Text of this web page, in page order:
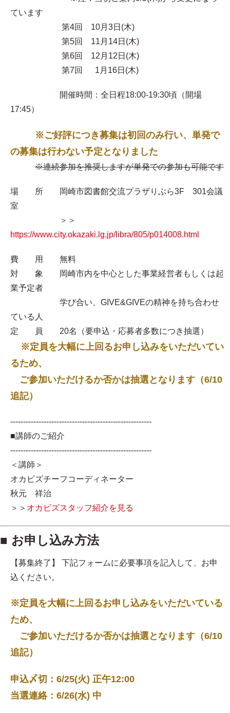
ています
第4回 10月3日(木)
第5回 11月14日(木)
第6回 12月12日(木)
第7回 1月16日(木)
開催時間：全日程18:00-19:30頃（開場
17:45）
※ご好評につき募集は初回のみ行い、単発で
の募集は行わない予定となりました
※連続参加を推奨しますが単発での参加も可能です
場 所 岡崎市図書館交流プラザりぶら3F 301会議
室
＞＞
https://www.city.okazaki.lg.jp/libra/805/p014008.html
費 用 無料
対 象 岡崎市内を中心とした事業経営者もしくは起
業予定者
学び合い、GIVE&GIVEの精神を持ち合わせ
ている人
定 員 20名（要申込・応募者多数につき抽選）
※定員を大幅に上回るお申し込みをいただいてい
るため、
ご参加いただけるか否かは抽選となります（6/10
追記）
-------------------------------------------------------
■講師のご紹介
-------------------------------------------------------
＜講師＞
オカビズチーフコーディネーター
秋元 祥治
＞＞ オカビズスタッフ紹介を見る
■ お申し込み方法
【募集終了】 下記フォームに必要事項を記入して、お申
込ください。
※定員を大幅に上回るお申し込みをいただいている
ため、
ご参加いただけるか否かは抽選となります（6/10
追記）
申込〆切：6/25(火) 正午12:00
当選連絡：6/26(水) 中